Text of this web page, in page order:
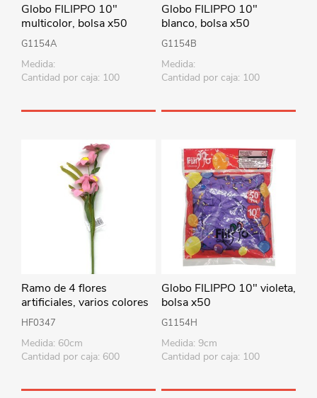
Globo FILIPPO 10"
multicolor, bolsa x50
G1154A
Medida:
Cantidad por caja: 100
Globo FILIPPO 10"
blanco, bolsa x50
G1154B
Medida:
Cantidad por caja: 100
Ramo de 4 flores
artificiales, varios colores
HF0347
Medida: 60cm
Cantidad por caja: 600
Globo FILIPPO 10" violeta,
bolsa x50
G1154H
Medida: 9cm
Cantidad por caja: 100